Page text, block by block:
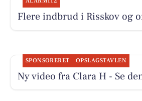
Flere indbrud i Risskov og
SPONSORERET OPSLAGSTAVLEN
Ny video fra Clara H - Se